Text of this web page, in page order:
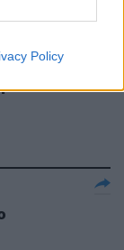
Policy